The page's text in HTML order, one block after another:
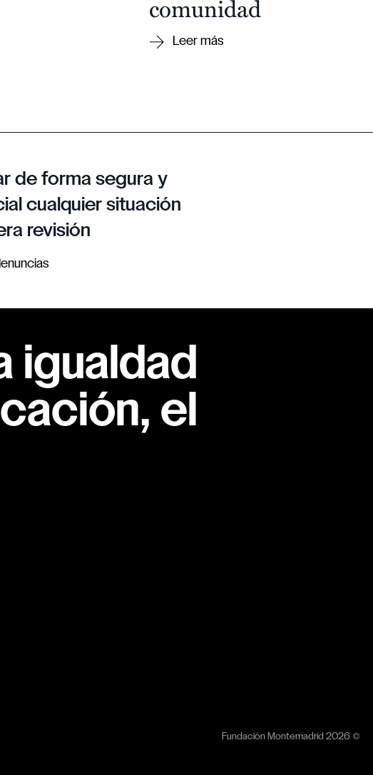
comunidad
de forma segura y
cualquier situación
revisión
igualdad
el
Fundación Montemadrid 2026 ©